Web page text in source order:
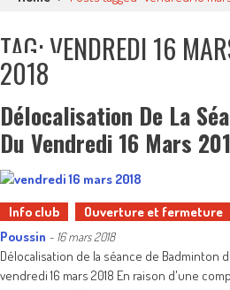
TAG: VENDREDI 16
2018
Délocalisation De La
Du Vendredi 16 Mars
Info club
Ouverture et fermeture
Poussin - 16 mars 2018
Délocalisation de la séance de Badminton
vendredi 16 mars 2018 En raison d'une